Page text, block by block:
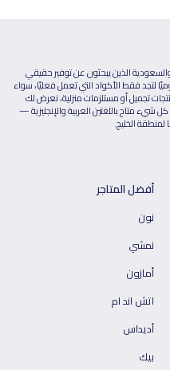
الذين يبحثون عن توفير حقيقي
لتجد فقط الأكواد التي تعمل فعليًا، سواء
تجميل أو مستلزمات منزلية، نعرض لك
متاح باللغتين العربية والإنجليزية —
الخليج.
أفضل المتاجر
نون
نمشي
أمازون
اتش اند ام
أديداس
بيك